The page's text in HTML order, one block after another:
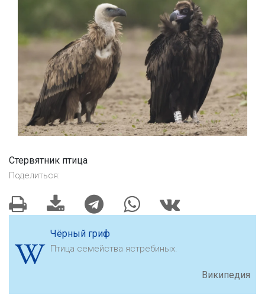
Стервятник птица
Поделиться:
Чёрный гриф
Птица семейства ястребиных.
Википедия